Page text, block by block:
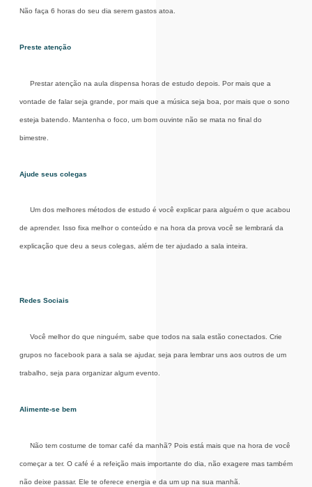
Não faça 6 horas do seu dia serem gastos atoa.
Preste atenção
Prestar atenção na aula dispensa horas de estudo depois. Por mais que a
vontade de falar seja grande, por mais que a música seja boa, por mais que o sono
esteja batendo. Mantenha o foco, um bom ouvinte não se mata no final do
bimestre.
Ajude seus colegas
Um dos melhores métodos de estudo é você explicar para alguém o que acabou
de aprender. Isso fixa melhor o conteúdo e na hora da prova você se lembrará da
explicação que deu a seus colegas, além de ter ajudado a sala inteira.
Redes Sociais
Você melhor do que ninguém, sabe que todos na sala estão conectados. Crie
grupos no facebook para a sala se ajudar, seja para lembrar uns aos outros de um
trabalho, seja para organizar algum evento.
Alimente-se bem
Não tem costume de tomar café da manhã? Pois está mais que na hora de você
começar a ter. O café é a refeição mais importante do dia, não exagere mas também
não deixe passar. Ele te oferece energia e da um up na sua manhã.